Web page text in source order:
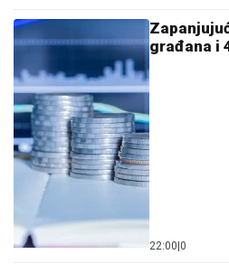
građana i
22:00 0